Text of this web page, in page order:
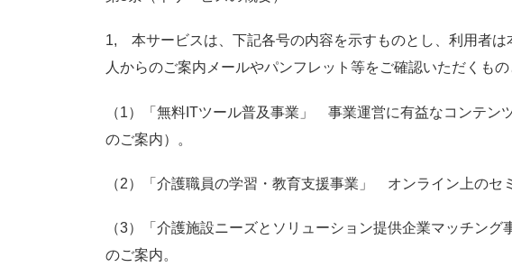
1, 本サービスは、下記各号の内容を示すものとし、利用者は
人からのご案内メールやパンフレット等をご確認いただくもの
（1）「無料ITツール普及事業」 事業運営に有益なコンテン
のご案内）。
（2）「介護職員の学習・教育支援事業」 オンライン上のセ
（3）「介護施設ニーズとソリューション提供企業マッチン
のご案内。